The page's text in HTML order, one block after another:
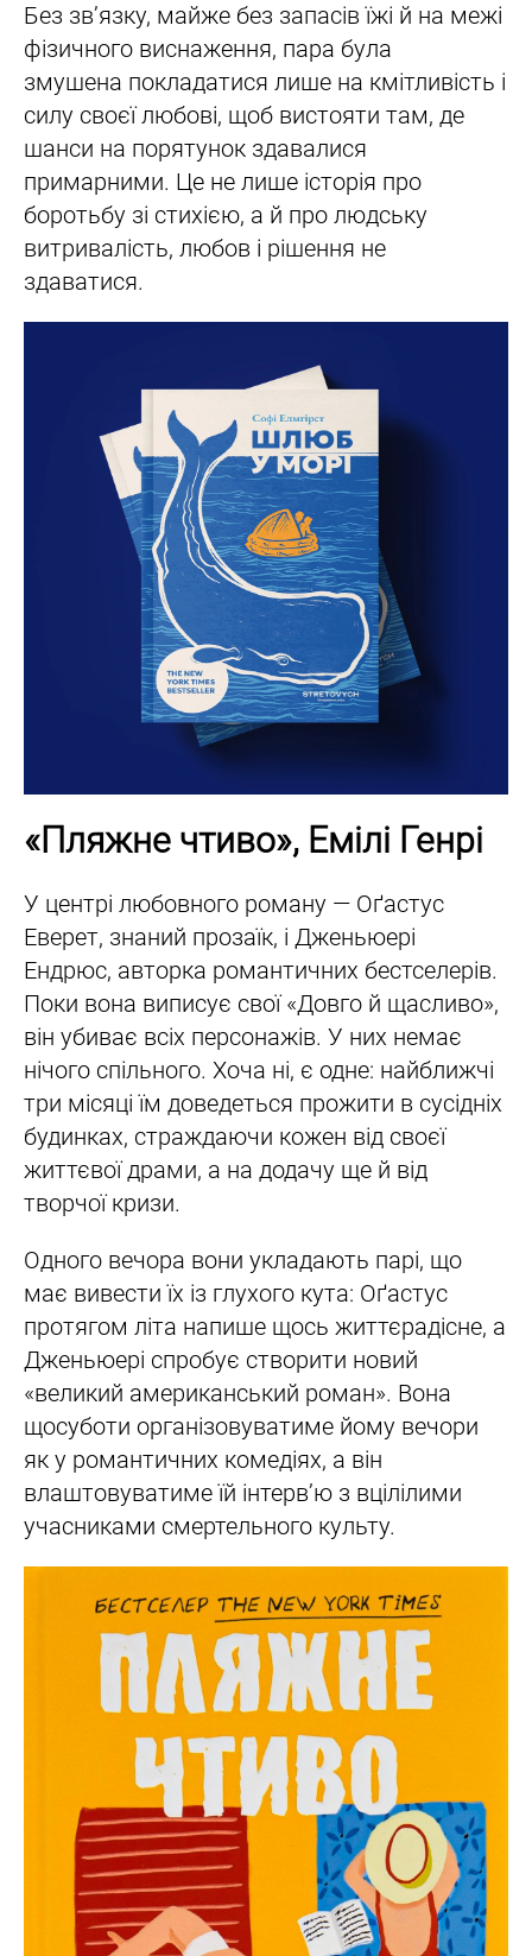
Без зв’язку, майже без запасів їжі й на межі
фізичного виснаження, пара була
змушена покладатися лише на кмітливість і
силу своєї любові, щоб вистояти там, де
шанси на порятунок здавалися
примарними. Це не лише історія про
боротьбу зі стихією, а й про людську
витривалість, любов і рішення не
здаватися.
«Пляжне чтиво», Емілі Генрі
У центрі любовного роману — Оґастус
Еверет, знаний прозаїк, і Дженьюері
Ендрюс, авторка романтичних бестселерів.
Поки вона виписує свої «Довго й щасливо»,
він убиває всіх персонажів. У них немає
нічого спільного. Хоча ні, є одне: найближчі
три місяці їм доведеться прожити в сусідніх
будинках, страждаючи кожен від своєї
життєвої драми, а на додачу ще й від
творчої кризи.
Одного вечора вони укладають парі, що
має вивести їх із глухого кута: Оґастус
протягом літа напише щось життєрадісне, а
Дженьюері спробує створити новий
«великий американський роман». Вона
щосуботи організовуватиме йому вечори
як у романтичних комедіях, а він
влаштовуватиме їй інтерв’ю з вцілілими
учасниками смертельного культу.